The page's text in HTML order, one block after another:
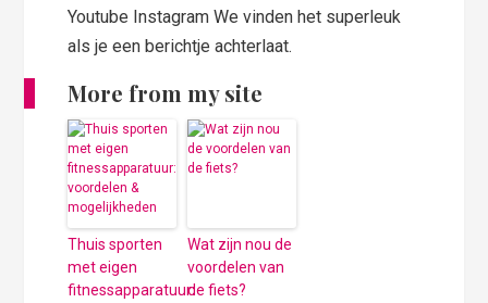
Youtube Instagram We vinden het superleuk
als je een berichtje achterlaat.
More from my site
Thuis sporten
met eigen
fitnessapparatuur:
Wat zijn nou de
voordelen van
de fiets?